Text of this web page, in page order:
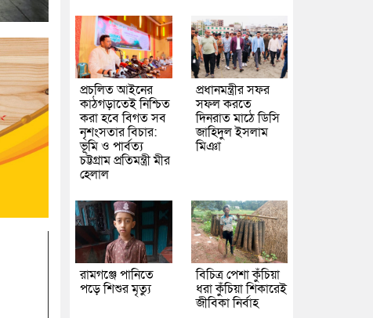
প্রচলিত আইনের
কাঠগড়াতেই নিশ্চিত
করা হবে বিগত সব
নৃশংসতার বিচার:
ভূমি ও পার্বত্য
চট্টগ্রাম প্রতিমন্ত্রী মীর
হেলাল
প্রধানমন্ত্রীর সফর
সফল করতে
দিনরাত মাঠে ডিসি
জাহিদুল ইসলাম
মিঞা
রামগঞ্জে পানিতে
পড়ে শিশুর মৃত্যু
বিচিত্র পেশা কুঁচিয়া
ধরা কুঁচিয়া শিকারেই
জীবিকা নির্বাহ